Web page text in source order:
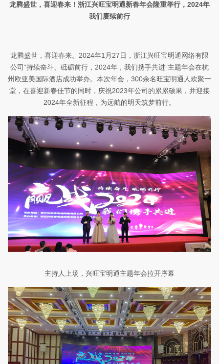
龙腾盛世，喜迎春来 ！ 浙江兴旺宝明通新春年会隆重举行， 2024年
我们赓续前行
龙腾盛世，喜迎春来。 2024年1 月 27日，浙江兴旺宝明通网络有限
公司“持续奋斗、砥砺前行， 2024年 ，我们携手共进”主题年会在杭
州欧亚美国际酒店成功举办。本次年会， 300余名旺宝明通人欢聚一
堂， 在喜迎新春佳节的同时 ， 庆祝2023年公司的累累硕果 ， 并迎接
2024年全新征程，为远航的明天筑梦前行。
主持人上场，兴旺宝明通主题年会拉开序幕